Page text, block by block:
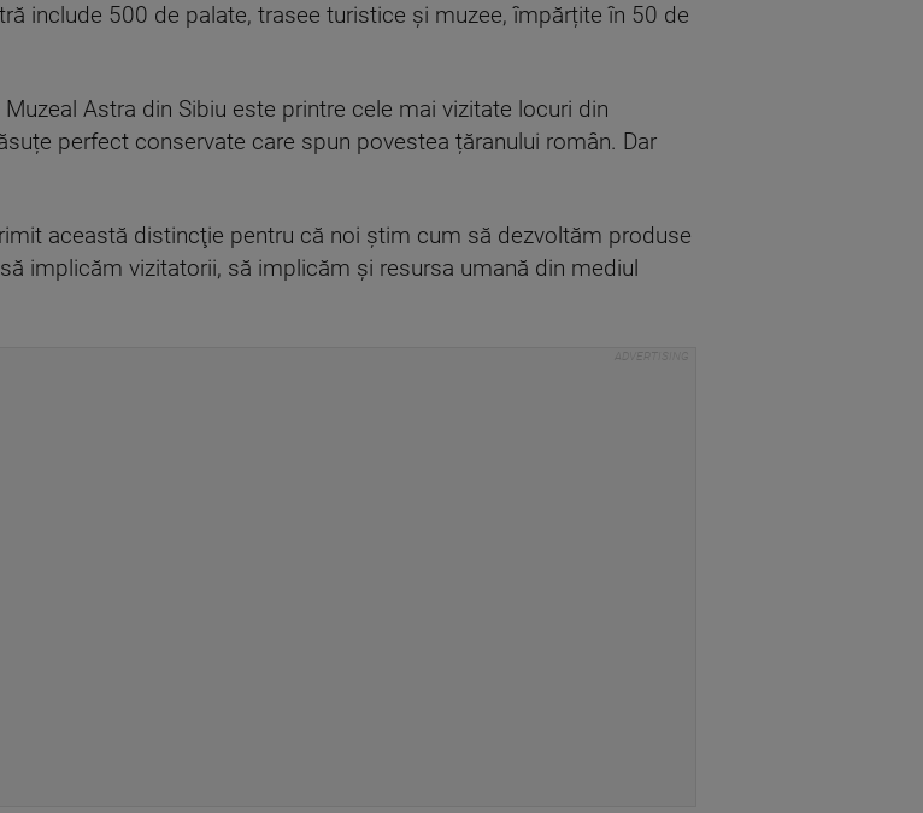
include 500 de palate, trasee turistice și muzee, împărțite în 50 de
Astra din Sibiu este printre cele mai vizitate locuri din
perfect conservate care spun povestea țăranului român. Dar
această distincţie pentru că noi ştim cum să dezvoltăm produse
implicăm vizitatorii, să implicăm şi resursa umană din mediul